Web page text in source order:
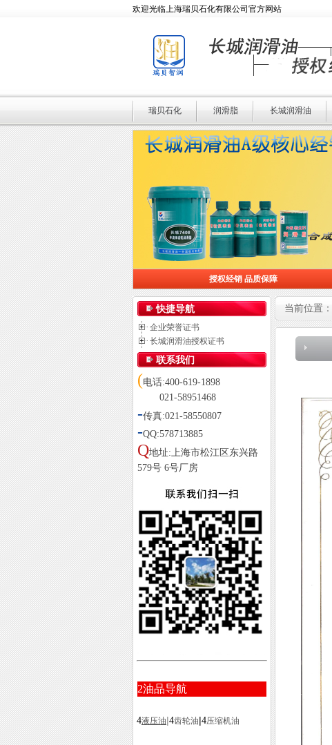
欢迎光临上海瑞贝石化有限公司官方网站
瑞贝石化 润滑脂 长城润滑油
授权经销 品质保障
授权经销 品质保障
快捷导航
企业荣誉证书
长城润滑油授权证书
联系我们
(电话:400-619-1898
021-58951468
-传真:021-58550807
-QQ:578713885
Q地址:上海市松江区东兴路
579号 6号厂房
2油品导航
4液压油|4齿轮油|4压缩机油
当前位置：